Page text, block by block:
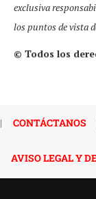
exclusiva
los puntos de vista
© Todos los
| CONTÁCTANOS
AVISO LEGAL Y